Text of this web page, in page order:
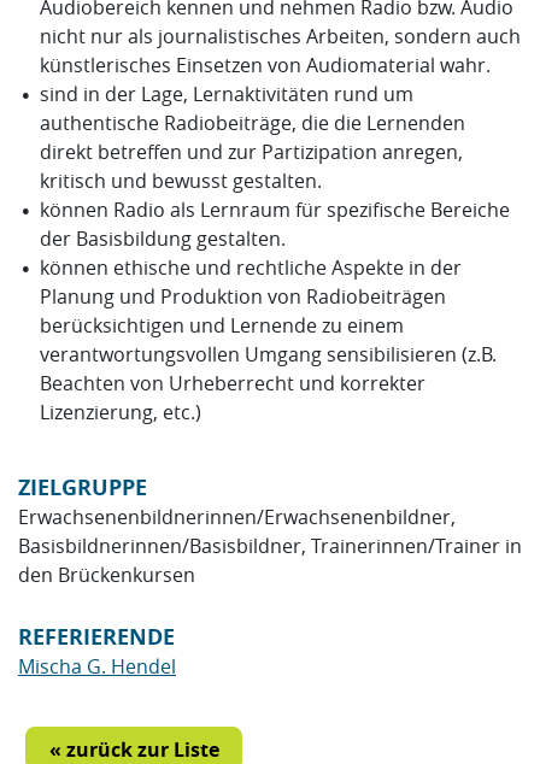
Audiobereich kennen und nehmen Radio bzw. Audio
nicht nur als journalistisches Arbeiten, sondern auch
künstlerisches Einsetzen von Audiomaterial wahr.
sind in der Lage, Lernaktivitäten rund um
authentische Radiobeiträge, die die Lernenden
direkt betreffen und zur Partizipation anregen,
kritisch und bewusst gestalten.
können Radio als Lernraum für spezifische Bereiche
der Basisbildung gestalten.
können ethische und rechtliche Aspekte in der
Planung und Produktion von Radiobeiträgen
berücksichtigen und Lernende zu einem
verantwortungsvollen Umgang sensibilisieren (z.B.
Beachten von Urheberrecht und korrekter
Lizenzierung, etc.)
ZIELGRUPPE
Erwachsenenbildnerinnen/Erwachsenenbildner,
Basisbildnerinnen/Basisbildner, Trainerinnen/Trainer in
den Brückenkursen
REFERIERENDE
Mischa G. Hendel
« zurück zur Liste